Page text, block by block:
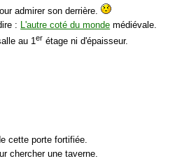
admirer son derrière.
: L'autre coté du monde médiévale.
au 1er étage ni d'épaisseur.
cette porte fortifiée.
chercher une taverne.